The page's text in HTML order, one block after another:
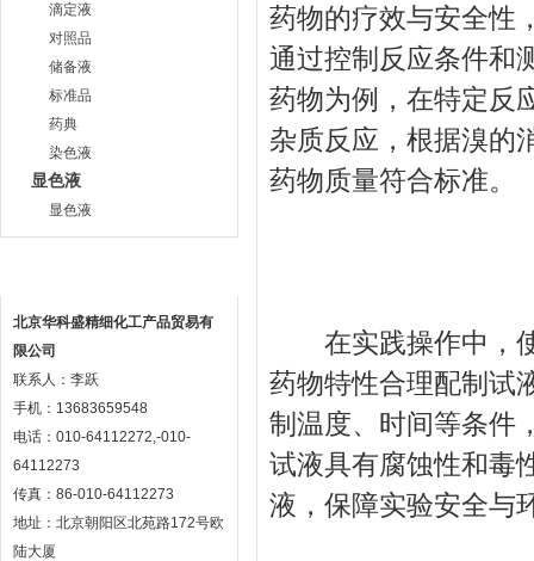
滴定液
对照品
储备液
标准品
药典
染色液
显色液
显色液
北京华科盛精细化工产品贸易有
限公司
联系人：李跃
手机：13683659548
电话：010-64112272,-010-
64112273
传真：86-010-64112273
地址：北京朝阳区北苑路172号欧
陆大厦
药物的疗效与安全性
通过控制反应条件和
药物为例，在特定反
杂质反应，根据溴的
药物质量符合标准。​
在实践操作中，使
药物特性合理配制试
制温度、时间等条件
试液具有腐蚀性和毒
液，保障实验安全与